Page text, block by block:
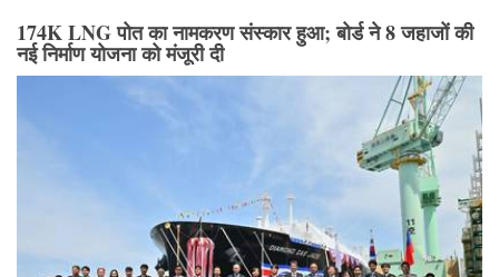
174K LNG पोत का नामकरण संस्कार हुआ; बोर्ड ने 8 जहाजों की
नई निर्माण योजना को मंजूरी दी